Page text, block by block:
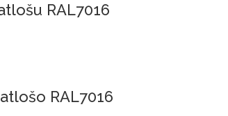
RAL7016
RAL7016